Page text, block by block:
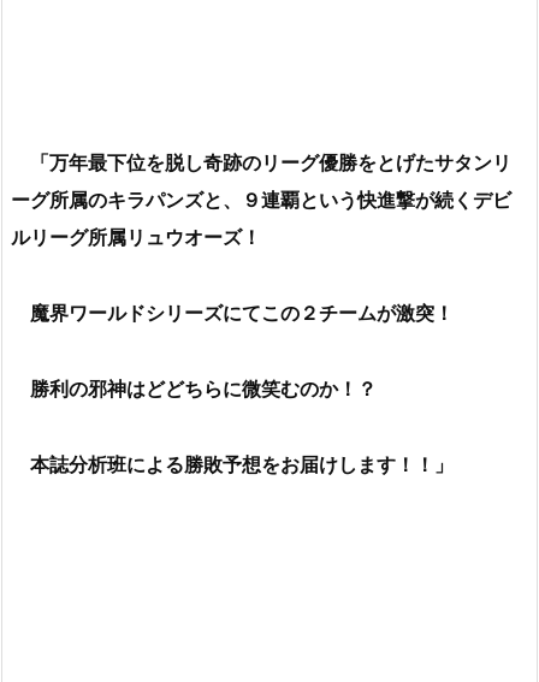
「万年最下位を脱し奇跡のリーグ優勝をとげたサタンリ
ーグ所属のキラパンズと、９連覇という快進撃が続くデビ
ルリーグ所属リュウオーズ！
魔界ワールドシリーズにてこの２チームが激突！
勝利の邪神はどどちらに微笑むのか！？
本誌分析班による勝敗予想をお届けします！！」